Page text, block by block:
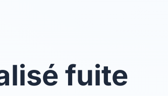
fuite